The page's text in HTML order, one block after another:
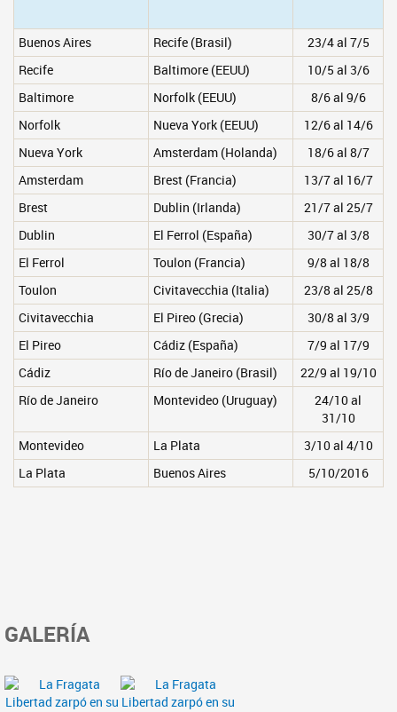
Buenos Aires Recife (Brasil)
23/4 al 7/5
Recife
Baltimore (EEUU)
10/5 al 3/6
Baltimore
Norfolk (EEUU)
8/6 al 9/6
Norfolk
Nueva York (EEUU)
12/6 al 14/6
Nueva York
Amsterdam (Holanda)
18/6 al 8/7
Amsterdam
Brest (Francia)
13/7 al 16/7
Brest
Dublin (Irlanda)
21/7 al 25/7
Dublin
El Ferrol (España)
30/7 al 3/8
El Ferrol
Toulon (Francia)
9/8 al 18/8
Toulon
Civitavecchia (Italia)
23/8 al 25/8
Civitavecchia
El Pireo (Grecia)
30/8 al 3/9
El Pireo
Cádiz (España)
7/9 al 17/9
Cádiz
Río de Janeiro (Brasil)
22/9 al 19/10
Río de Janeiro
Montevideo (Uruguay)
24/10 al
31/10
Montevideo
La Plata
3/10 al 4/10
La Plata
Buenos Aires 5/10/2016
GALERÍA